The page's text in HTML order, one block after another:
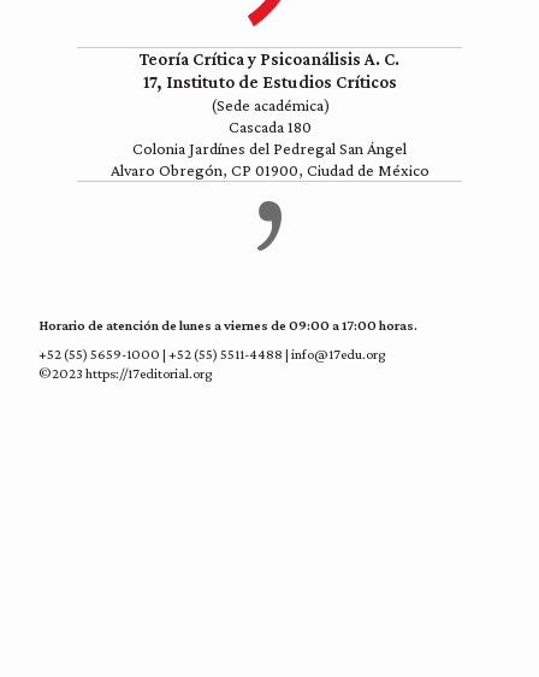
Teoría Crítica y Psicoanálisis A. C.
17, Instituto de Estudios Críticos
(Sede académica)
Cascada 180
Colonia Jardínes del Pedregal San Ángel
Alvaro Obregón, CP 01900, Ciudad de México
Horario de atención de lunes a viernes de 09:00 a 17:00 horas.
+52 (55) 5659-1000 | +52 (55) 5511-4488 | info@17edu.org
©2023 https://17editorial.org